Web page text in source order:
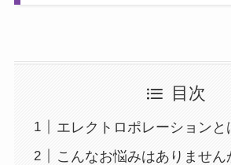
目次
エレクトロポレーションと
こんなお悩みはありません